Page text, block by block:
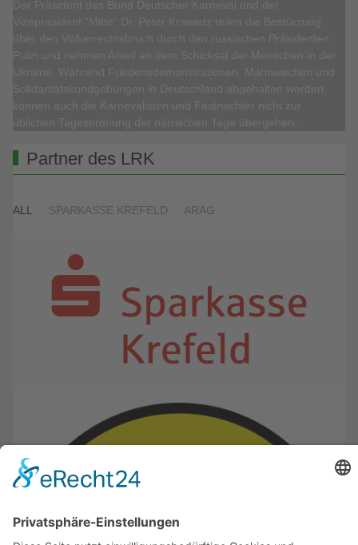
Partner des LRK
ALL SPARKASSE KREFELD ARAG